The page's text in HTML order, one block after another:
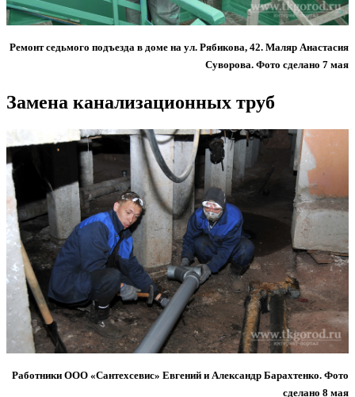
Ремонт седьмого подъезда в доме на ул. Рябикова, 42. Маляр Анастасия
Суворова. Фото сделано 7 мая
Замена канализационных труб
Работники ООО «Сантехсевис» Евгений и Александр Барахтенко. Фото
сделано 8 мая